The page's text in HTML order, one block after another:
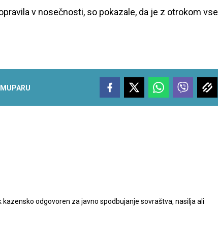
v nosečnosti, so pokazale, da je z otrokom vse
PARU
odgovoren za javno spodbujanje sovraštva, nasilja ali